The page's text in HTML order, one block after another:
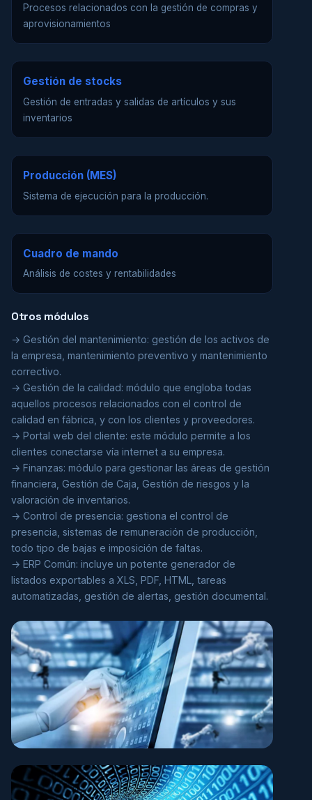
Procesos relacionados con la gestión de compras y
aprovisionamientos
Gestión de stocks
Gestión de entradas y salidas de artículos y sus
inventarios
Producción (MES)
Sistema de ejecución para la producción.
Cuadro de mando
Análisis de costes y rentabilidades
Otros módulos
→ Gestión del mantenimiento: gestión de los activos de
la empresa, mantenimiento preventivo y mantenimiento
correctivo.
→ Gestión de la calidad: módulo que engloba todas
aquellos procesos relacionados con el control de
calidad en fábrica, y con los clientes y proveedores.
→ Portal web del cliente: este módulo permite a los
clientes conectarse vía internet a su empresa.
→ Finanzas: módulo para gestionar las áreas de gestión
financiera, Gestión de Caja, Gestión de riesgos y la
valoración de inventarios.
→ Control de presencia: gestiona el control de
presencia, sistemas de remuneración de producción,
todo tipo de bajas e imposición de faltas.
→ ERP Común: incluye un potente generador de
listados exportables a XLS, PDF, HTML, tareas
automatizadas, gestión de alertas, gestión documental.